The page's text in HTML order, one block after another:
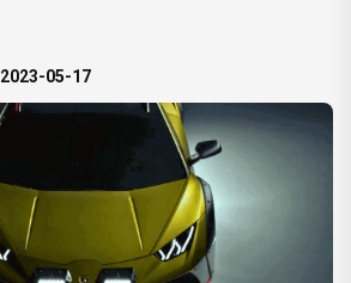
2023-05-17